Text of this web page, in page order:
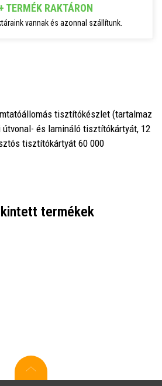
TERMÉK RAKTÁRON
vannak és azonnal szállítunk.
tisztítókészlet (tartalmaz
útvonal- és lamináló tisztítókártyát, 12
tisztítókártyát 60 000
termékek